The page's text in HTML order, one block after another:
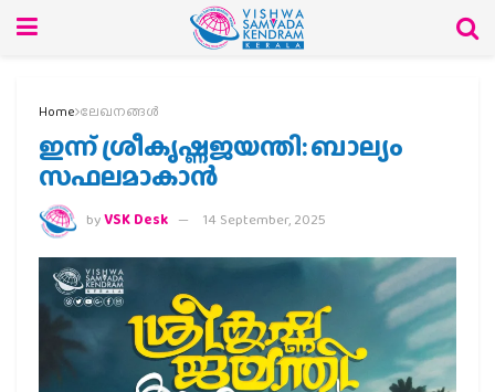
Home ലേഖനങ്ങള്‍
ഇന്ന് ശ്രീകൃഷ്ണജയന്തി: ബാല്യം
സഫലമാകാന്‍
byVSK Desk 14 September, 2025